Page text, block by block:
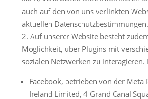
auch auf den von uns verlinkten
aktuellen Datenschutzbestimmungen.
Auf unserer Website besteht
Möglichkeit, über Plugins mit
sozialen Netzwerken zu interagieren.
Facebook, betrieben von der Meta
Ireland Limited, 4 Grand Canal